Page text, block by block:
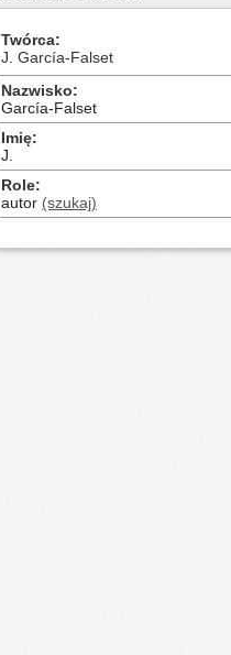
Twórca
J. García-Falset
Nazwisko
García-Falset
Imię
J.
Role
autor (szukaj)